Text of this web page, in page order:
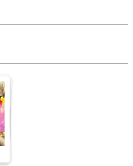
Ut elit tellus, luctus nec
pulvinar dapibus leo.
Click Here